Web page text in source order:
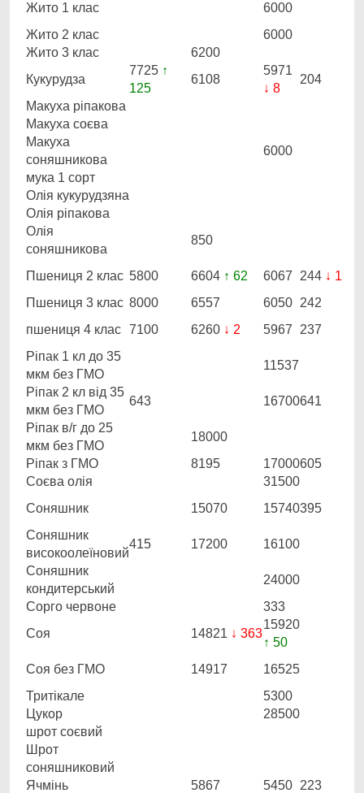
Жито 1 клас
6000
Жито 2 клас
6000
Жито 3 клас
6200
Кукурудза
7725 ↑
125
6108
5971
↓ 8
204
Макуха ріпакова
Макуха соєва
Макуха
соняшникова
6000
мука 1 сорт
Олія кукурудзяна
Олія ріпакова
Олія
соняшникова
850
Пшениця 2 клас 5800 6604 ↑ 62 6067 244 ↓ 1
Пшениця 3 клас 8000 6557 6050 242
пшениця 4 клас 7100 6260 ↓ 2 5967
237
Ріпак 1 кл до 35
мкм без ГМО
11537
Ріпак 2 кл від 35
мкм без ГМО
643 16700641
Ріпак в/г до 25
мкм без ГМО
18000
Ріпак з ГМО
8195 17000605
Соєва олія
31500
Соняшник
15070 15740395
Соняшник
високоолеїновий
415 17200
16100
Соняшник
кондитерський
24000
Сорго червоне
333
Соя
14821 ↓ 363
15920
↑ 50
Соя без ГМО
14917
16525
Тритікале
5300
Цукор
28500
шрот соєвий
Шрот
соняшниковий
Ячмінь
5867 5450 223